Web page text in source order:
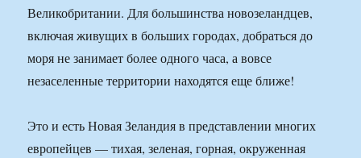
Великобритании. Для большинства новозеландцев,
включая живущих в больших городах, добраться до
моря не занимает более одного часа, а вовсе
незаселенные территории находятся еще ближе!
Это и есть Новая Зеландия в представлении многих
европейцев — тихая, зеленая, горная, окруженная